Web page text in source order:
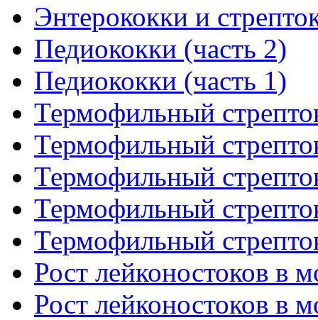
Энтерококки и
Педиококки (часть 2)
Педиококки (часть 1)
Термофильный
Термофильный
Термофильный
Термофильный
Термофильный
Рост лейконостоков в
Рост лейконостоков в